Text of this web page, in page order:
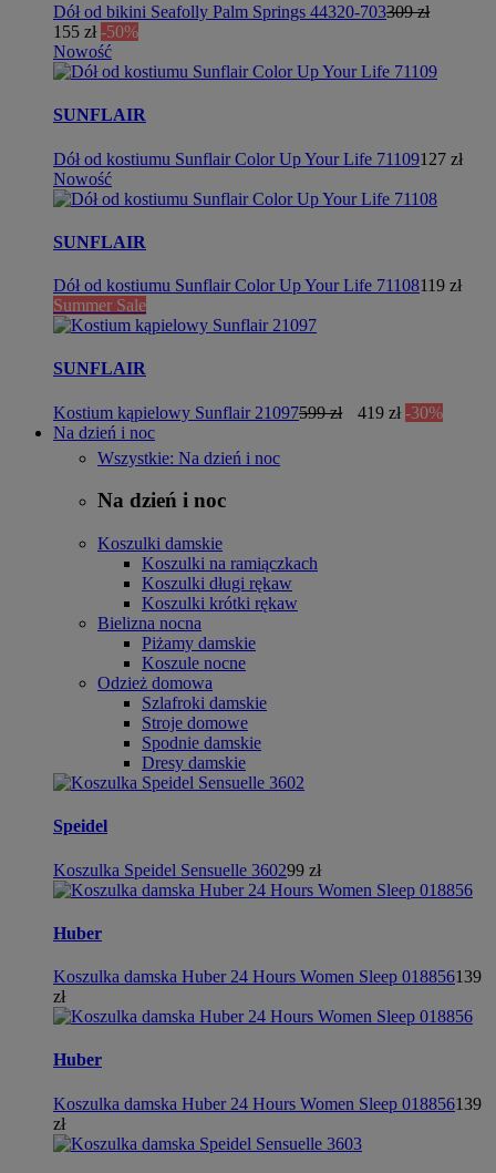
Dół od bikini Seafolly Palm Springs 44320-703309 zł
155 zł -50%
Nowość
SUNFLAIR
Dół od kostiumu Sunflair Color Up Your Life 71109127 zł
Nowość
SUNFLAIR
Dół od kostiumu Sunflair Color Up Your Life 71108119 zł
Summer Sale
SUNFLAIR
Kostium kąpielowy Sunflair 21097599 zł 419 zł -30%
Na dzień i noc
Wszystkie: Na dzień i noc
Na dzień i noc
Koszulki damskie
Koszulki na ramiączkach
Koszulki długi rękaw
Koszulki krótki rękaw
Bielizna nocna
Piżamy damskie
Koszule nocne
Odzież domowa
Szlafroki damskie
Stroje domowe
Spodnie damskie
Dresy damskie
Speidel
Koszulka Speidel Sensuelle 360299 zł
Huber
Koszulka damska Huber 24 Hours Women Sleep 018856139
zł
Huber
Koszulka damska Huber 24 Hours Women Sleep 018856139
zł